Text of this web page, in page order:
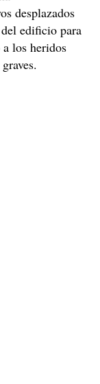
desplazados
edificio para
a los heridos